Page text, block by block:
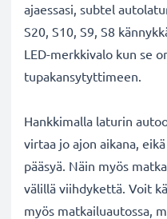
ajaessasi, subtel
S20, S10, S9, S8
LED-merkkivalo kun se
tupakansytyttimeen.
Hankkimalla laturin
virtaa jo ajon aikana,
pääsyä. Näin myös
välillä viihdykettä. Voit
myös matkailuautossa,